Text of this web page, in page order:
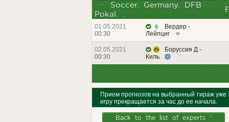
Soccer. Germany. DFB
Pokal. .
01.05.2021
00:30
Вердер -
Лейпциг
02.05.2021
00:30
Боруссия Д -
Киль
Прием прогнозов на выбранный тираж уже
игру прекращается за час до ее начала.
Back to the list of experts